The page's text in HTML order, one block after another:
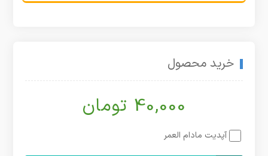
خرید محصول
40,000 تومان
آپدیت مادام العمر